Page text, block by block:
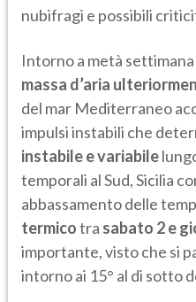
nubifragi e possibili
Intorno a metà
massa d’aria
del mar Mediterraneo
impulsi instabili che
instabile e variabile
temporali al Sud, Sicilia
abbassamento delle
termicotra sabato 2 e
importante, visto che si
intorno ai 15° al di sotto